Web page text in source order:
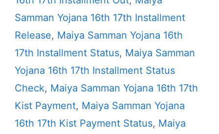
Samman Yojana 16th 17th Installment
Release, Maiya Samman Yojana 16th
17th Installment Status, Maiya Samman
Yojana 16th 17th Installment Status
Check, Maiya Samman Yojana 16th 17th
Kist Payment, Maiya Samman Yojana
16th 17th Kist Payment Status, Maiya